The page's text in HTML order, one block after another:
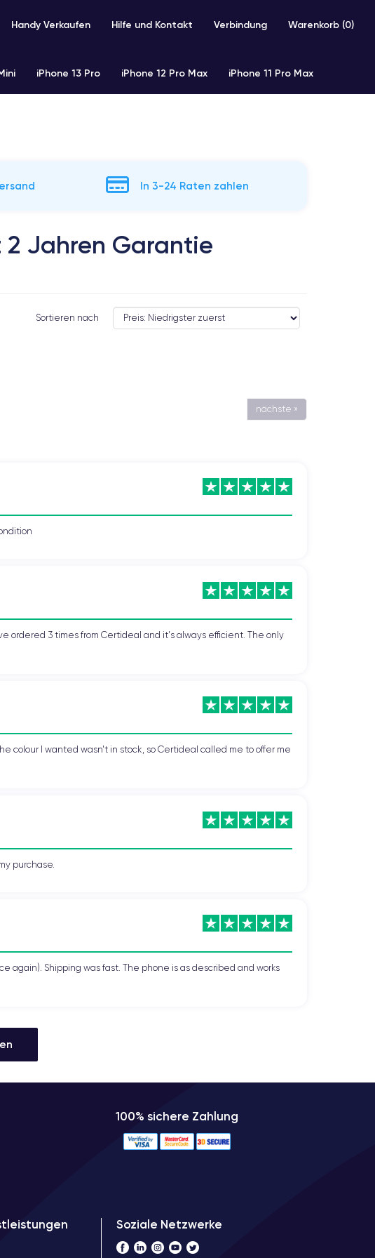
Handy Verkaufen Hilfe und Kontakt Verbindung Warenkorb (0)
iPhone 13 Pro iPhone 12 Pro Max iPhone 11 Pro Max
In 3-24 Raten zahlen
2 Jahren Garantie
Sortieren nach
nächste »
ordered 3 times from Certideal and it's always efficient. The only
colour I wanted wasn't in stock, so Certideal called me to offer me
purchase.
again). Shipping was fast. The phone is as described and works
100% sichere Zahlung
Soziale Netzwerke